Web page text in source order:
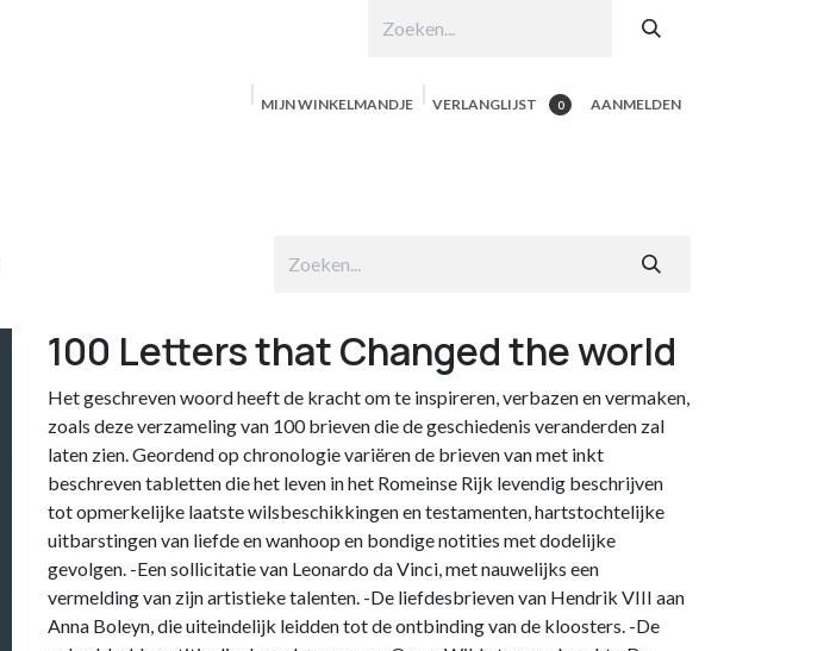
MIJN WINKELMANDJE 0
VERLANGLIJST AANMELDEN
100 Letters that Changed the world
Het geschreven woord heeft de kracht om te inspireren, verbazen en vermaken,
zoals deze verzameling van 100 brieven die de geschiedenis veranderden zal
laten zien. Geordend op chronologie variëren de brieven van met inkt
beschreven tabletten die het leven in het Romeinse Rijk levendig beschrijven
tot opmerkelijke laatste wilsbeschikkingen en testamenten, hartstochtelijke
uitbarstingen van liefde en wanhoop en bondige notities met dodelijke
gevolgen. -Een sollicitatie van Leonardo da Vinci, met nauwelijks een
vermelding van zijn artistieke talenten. -De liefdesbrieven van Hendrik VIII aan
Anna Boleyn, die uiteindelijk leidden tot de ontbinding van de kloosters. -De